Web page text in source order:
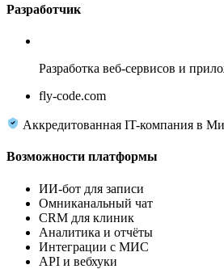
Разработчик
Разработка веб-сервисов и
fly-code.com
Аккредитованная IT-компания в
Возможности платформы
ИИ-бот для записи
Омниканальный чат
CRM для клиник
Аналитика и отчёты
Интеграции с МИС
API и вебхуки